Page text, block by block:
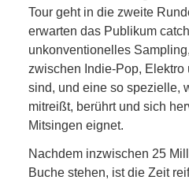
Tour geht in die zweite
erwarten das Publikum
unkonventionelles
zwischen Indie-Pop,
sind, und eine so spezielle,
mitreißt, berührt und sich
Mitsingen eignet.
Nachdem inzwischen 25
Buche stehen, ist die Zeit